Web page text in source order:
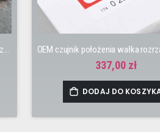
OEM śruby głowicy N16 Civic, CR-V, HR-V (zestaw 10 sztuk)
337,00 zł
DODAJ DO